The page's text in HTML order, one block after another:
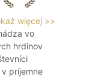
więcej >>
vo
hrdinov
príjemne